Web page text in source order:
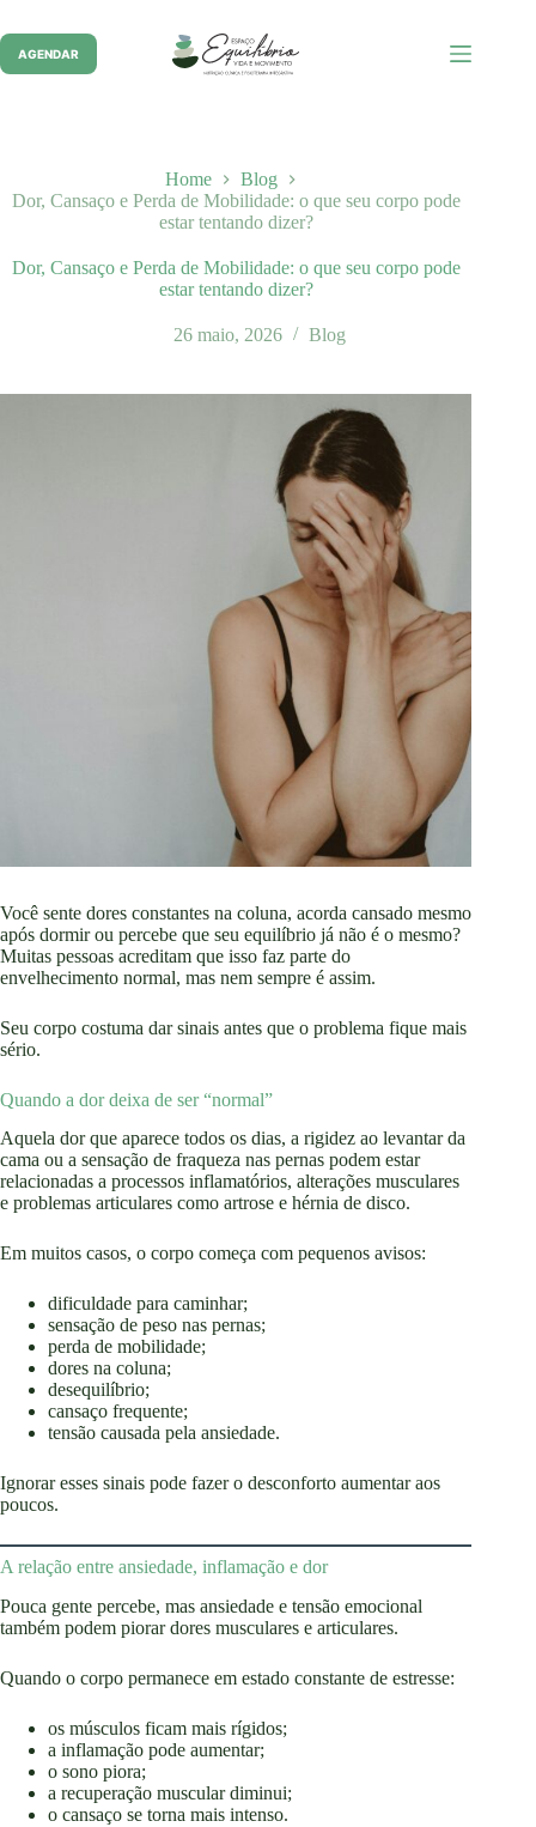
para
conteúdo
AGENDAR
Home
Blog
Dor, Cansaço e Perda de Mobilidade: o que seu corpo pode
estar tentando dizer?
Dor, Cansaço e Perda de Mobilidade: o que seu corpo pode
estar tentando dizer?
26 maio, 2026 Blog
Você sente dores constantes na coluna, acorda cansado mesmo
após dormir ou percebe que seu equilíbrio já não é o mesmo?
Muitas pessoas acreditam que isso faz parte do
envelhecimento normal, mas nem sempre é assim.
Seu corpo costuma dar sinais antes que o problema fique mais
sério.
Quando a dor deixa de ser “normal”
Aquela dor que aparece todos os dias, a rigidez ao levantar da
cama ou a sensação de fraqueza nas pernas podem estar
relacionadas a processos inflamatórios, alterações musculares
e problemas articulares como artrose e hérnia de disco.
Em muitos casos, o corpo começa com pequenos avisos:
dificuldade para caminhar;
sensação de peso nas pernas;
perda de mobilidade;
dores na coluna;
desequilíbrio;
cansaço frequente;
tensão causada pela ansiedade.
Ignorar esses sinais pode fazer o desconforto aumentar aos
poucos.
A relação entre ansiedade, inflamação e dor
Pouca gente percebe, mas ansiedade e tensão emocional
também podem piorar dores musculares e articulares.
Quando o corpo permanece em estado constante de estresse:
os músculos ficam mais rígidos;
a inflamação pode aumentar;
o sono piora;
a recuperação muscular diminui;
o cansaço se torna mais intenso.